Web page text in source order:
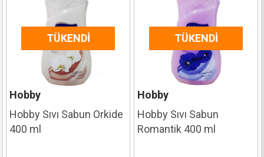
TÜKENDI
Hobby
Hobby Sıvı Sabun Orkide
400 ml
TÜKENDI
Hobby
Hobby Sıvı Sabun
Romantik 400 ml